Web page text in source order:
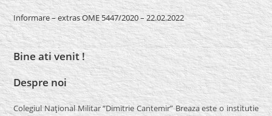
Informare – extras OME 5447/2020 – 22.02.2022
Bine ati venit !
Despre noi
Colegiul Naţional Militar “Dimitrie Cantemir” Breaza este o institutie